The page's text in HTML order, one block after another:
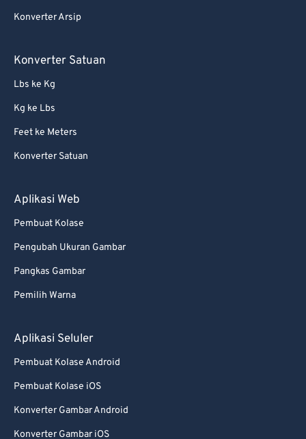
Konverter Arsip
Konverter Satuan
Lbs ke Kg
Kg ke Lbs
Feet ke Meters
Konverter Satuan
Aplikasi Web
Pembuat Kolase
Pengubah Ukuran Gambar
Pangkas Gambar
Pemilih Warna
Aplikasi Seluler
Pembuat Kolase Android
Pembuat Kolase iOS
Konverter Gambar Android
Konverter Gambar iOS